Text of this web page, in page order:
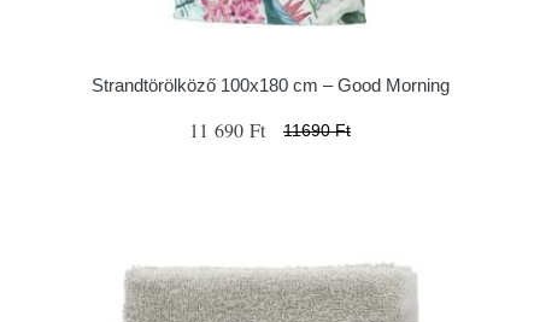
Strandtörölköző 100x180 cm – Good Morning
11 690 Ft 11690 Ft